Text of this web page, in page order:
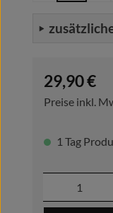
Regulärer Preis:
29,90 €
Preise inkl.
1 Tag
Produkt